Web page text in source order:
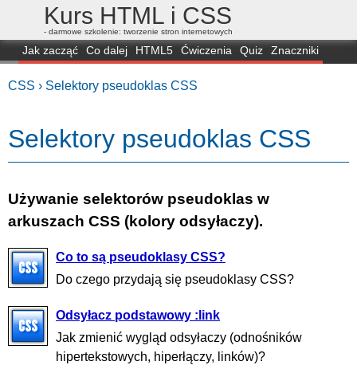
Kurs HTML i CSS
- darmowe szkolenie: tworzenie stron internetowych
Jak zacząć Co dalej HTML5 Ćwiczenia Quiz
Znaczniki
CSS › Selektory pseudoklas CSS
Selektory pseudoklas CSS
Używanie selektorów pseudoklas w
arkuszach CSS (kolory odsyłaczy).
Co to są pseudoklasy CSS?
Do czego przydają się pseudoklasy CSS?
Odsyłacz podstawowy :link
Jak zmienić wygląd odsyłaczy (odnośników
hipertekstowych, hiperłączy, linków)?